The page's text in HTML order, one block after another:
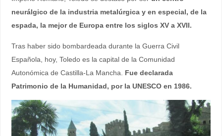
neurálgico de la industria metalúrgica y en especial, de la
espada, la mejor de Europa entre los siglos XV a XVII.
Tras haber sido bombardeada durante la Guerra Civil
Española, hoy, Toledo es la capital de la Comunidad
Autonómica de Castilla-La Mancha. Fue declarada
Patrimonio de la Humanidad, por la UNESCO en 1986.